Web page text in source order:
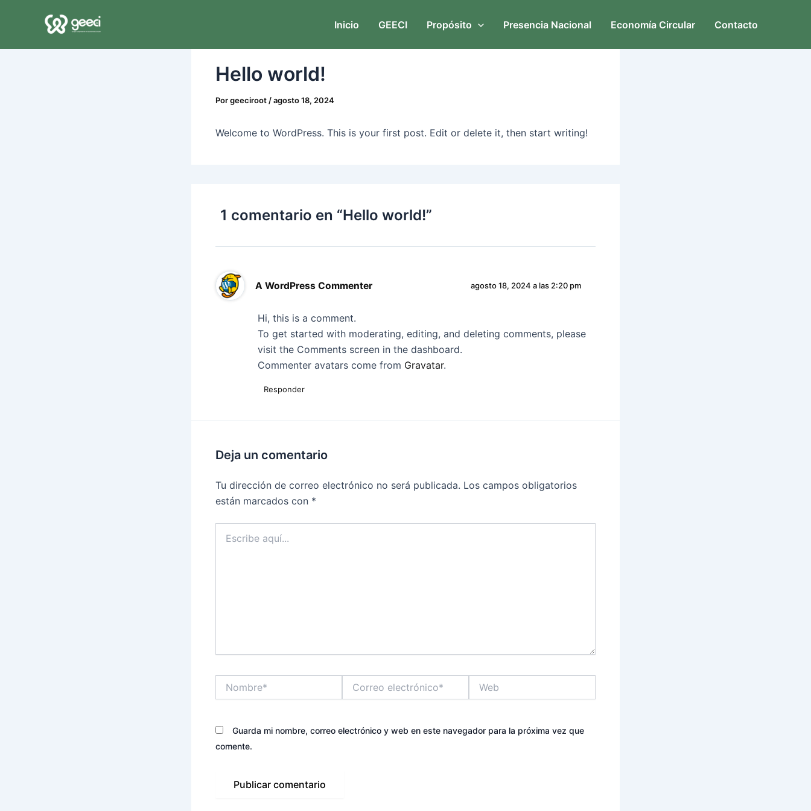
Inicio GEECI Propósito Presencia Nacional Economía Circular Contacto
Hello world!
Porgeeciroot /agosto 18, 2024
Welcome to WordPress. This is your first post. Edit or delete it, then start writing!
1 comentario en “Hello world!”
A WordPress Commenter agosto 18, 2024 a las 2:20 pm
Hi, this is a comment.
To get started with moderating, editing, and deleting comments, please
visit the Comments screen in the dashboard.
Commenter avatars come from Gravatar.
Responder
Deja un comentario
Tu dirección de correo electrónico no será publicada. Los campos obligatorios
están marcados con *
aquí...
electrónico*
Guarda mi nombre, correo electrónico y web en este navegador para la próxima vez que
comente.